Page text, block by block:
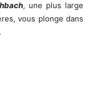
, une plus large
vous plonge dans